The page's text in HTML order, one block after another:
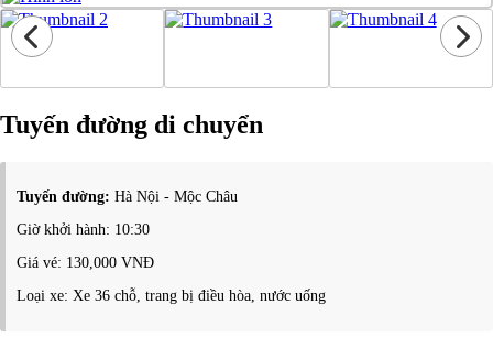
Tuyến đường di chuyển
Tuyến đường: Hà Nội - Mộc Châu
Giờ khởi hành: 10:30
Giá vé: 130,000 VNĐ
Loại xe: Xe 36 chỗ, trang bị điều hòa, nước uống